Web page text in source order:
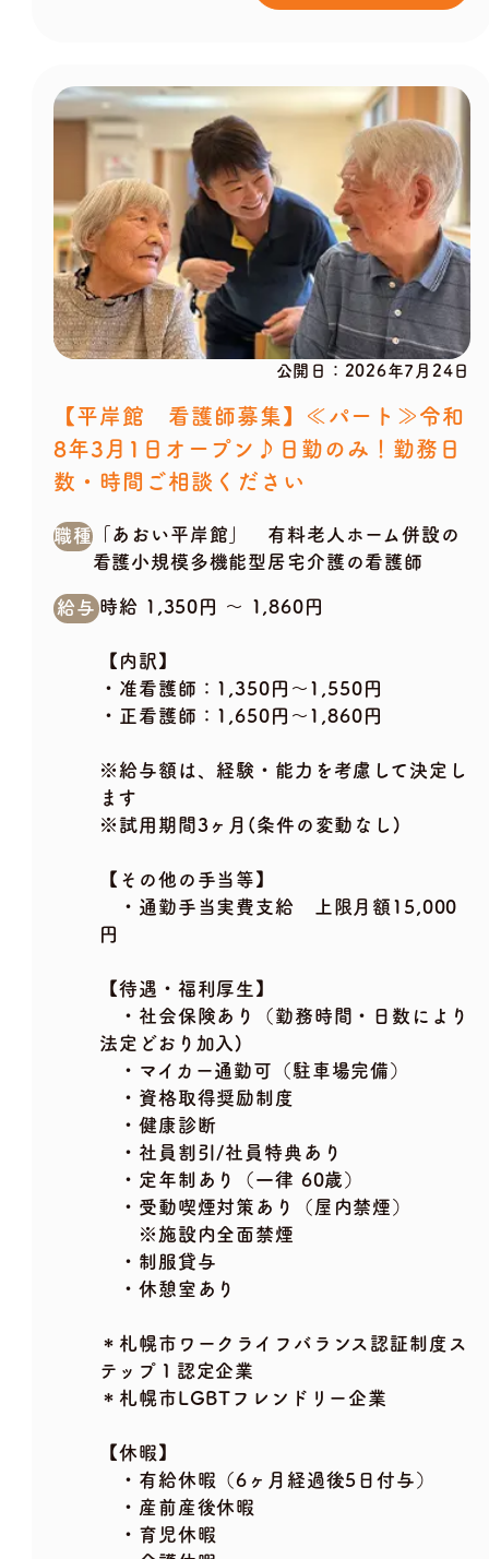
公開日： 2026年7月24日
【平岸館 看護師募集】≪パート≫令和
8年3月1日オープン♪日勤のみ！勤務日
数・時間ご相談ください
職種「あおい平岸館」 有料老人ホーム併設の
看護小規模多機能型居宅介護の看護師
給与 時給 1,350円 〜 1,860円
【内訳】
・准看護師：1,350円～1,550円
・正看護師：1,650円～1,860円
※給与額は、経験・能力を考慮して決定し
ます
※試用期間3ヶ月(条件の変動なし)
【その他の手当等】
・通勤手当実費支給 上限月額15,000
円
【待遇・福利厚生】
・社会保険あり（勤務時間・日数により
法定どおり加入)
・マイカー通勤可（駐車場完備）
・資格取得奨励制度
・健康診断
・社員割引/社員特典あり
・定年制あり（一律 60歳）
・受動喫煙対策あり（屋内禁煙）
※施設内全面禁煙
・制服貸与
・休憩室あり
＊札幌市ワークライフバランス認証制度ス
テップ１認定企業
＊札幌市LGBTフレンドリー企業
【休暇】
・有給休暇（6ヶ月経過後5日付与）
・産前産後休暇
・育児休暇